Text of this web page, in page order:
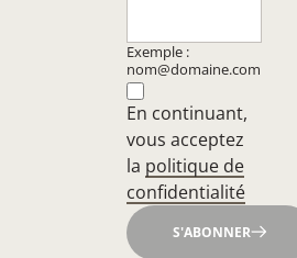
Exemple :
nom@domaine.com
En continuant,
vous acceptez
la politique de
confidentialité
S'ABONNER